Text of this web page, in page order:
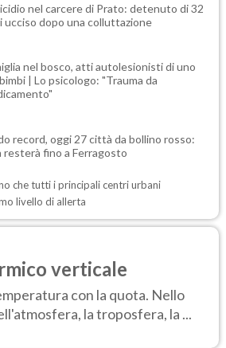
nel carcere di Prato: detenuto di 32
ucciso dopo una colluttazione
nel bosco, atti autolesionisti di uno
| Lo psicologo: "Trauma da
record, oggi 27 città da bollino rosso:
resterà fino a Ferragosto
che tutti i principali centri urbani
livello di allerta
verticale
con la quota. Nello
la troposfera, la ...